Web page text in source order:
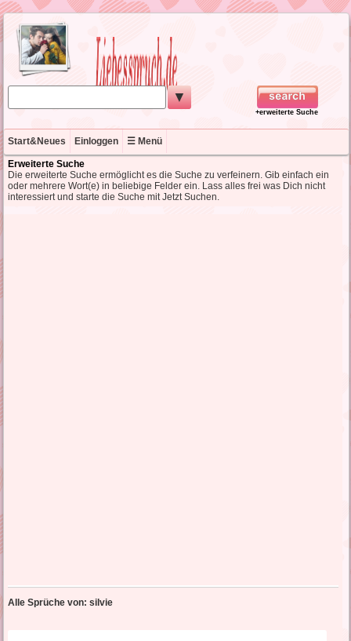
▼
+erweiterte Suche
Start&Neues Einloggen ☰ Menü
Erweiterte Suche
Die erweiterte Suche ermöglicht es die Suche zu verfeinern. Gib einfach ein
oder mehrere Wort(e) in beliebige Felder ein. Lass alles frei was Dich nicht
interessiert und starte die Suche mit Jetzt Suchen.
Alle Sprüche von: silvie